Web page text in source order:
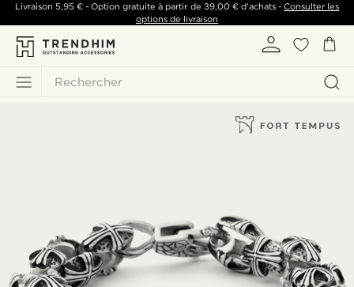
Rechercher
Livraison 5,95 €- Option gratuite à partir de 39,00 €d'achats -Consulter les
options de livraison